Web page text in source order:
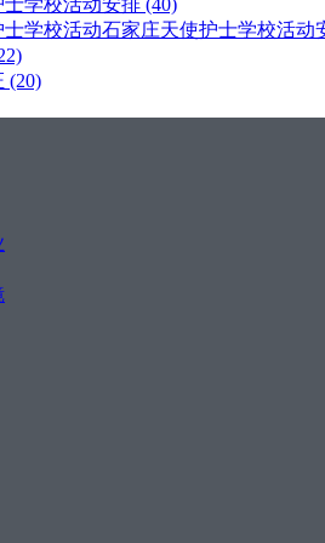
学校活动石家庄天使护士学校活动
(20)